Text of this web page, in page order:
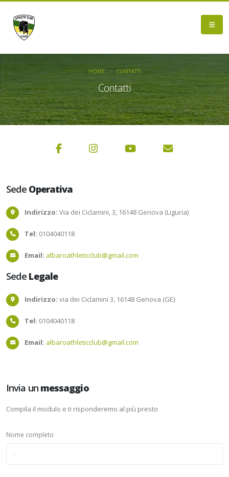
Contatti
HOME CONTATTI
Sede Operativa
Indirizzo: Via dei Ciclamini, 3, 16148 Genova (Liguria)
Tel: 0104040118
Email: albaroathleticclub@gmail.com
Sede Legale
Indirizzo: via dei Ciclamini 3, 16148 Genova (GE)
Tel: 0104040118
Email: albaroathleticclub@gmail.com
Invia un messaggio
Compila il modulo e ti risponderemo al più presto
Nome completo